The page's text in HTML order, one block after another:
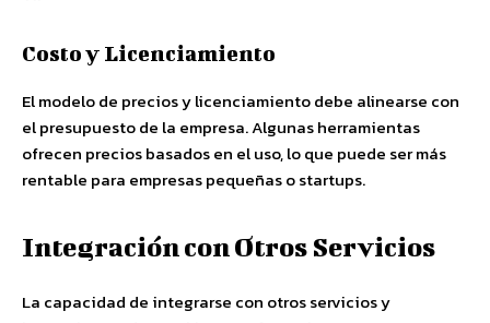
Costo y Licenciamiento
El modelo de precios y licenciamiento debe alinearse con
el presupuesto de la empresa. Algunas herramientas
ofrecen precios basados en el uso, lo que puede ser más
rentable para empresas pequeñas o startups.
Integración con Otros Servicios
La capacidad de integrarse con otros servicios y